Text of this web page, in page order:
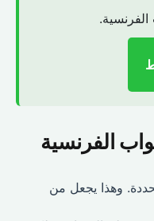
الفرنسية
وهذا يجعل من